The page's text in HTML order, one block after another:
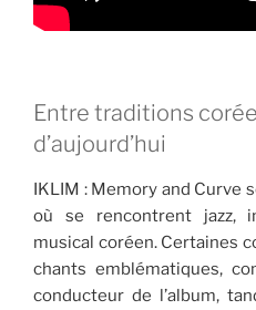
Entre traditions
d’aujourd’hui
IKLIM : Memory and Curve
où se rencontrent jazz,
musical coréen. Certaines
chants emblématiques,
conducteur de l’album,